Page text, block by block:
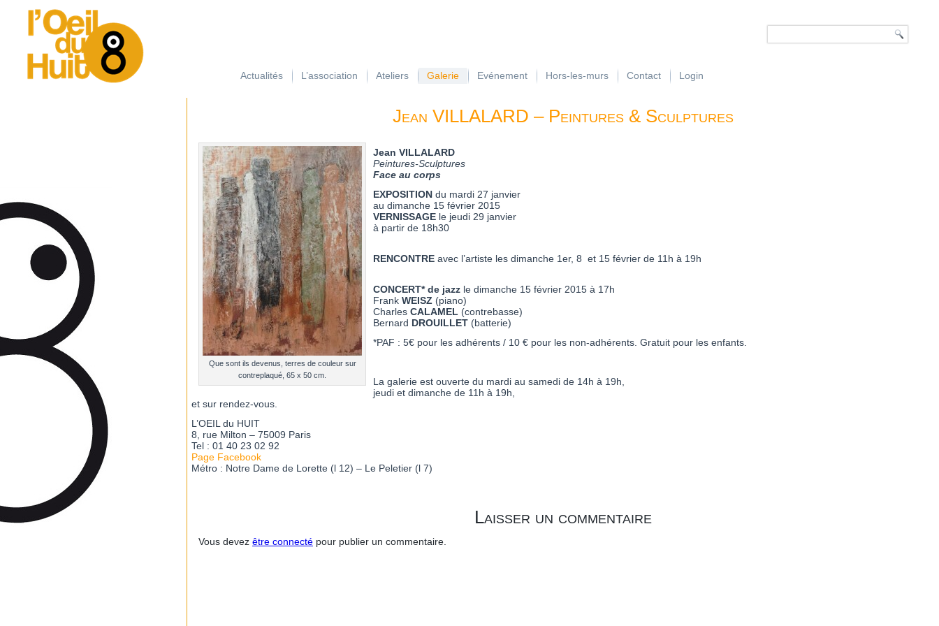
Actualités L’association Ateliers Galerie Evénement Hors-les-murs Contact Login
Jean VILLALARD – Peintures & Sculptures
Que sont ils devenus, terres de couleur sur
contreplaqué, 65 x 50 cm.
Jean VILLALARD
Peintures-Sculptures
Face au corps
EXPOSITION du mardi 27 janvier
au dimanche 15 février 2015
VERNISSAGE le jeudi 29 janvier
à partir de 18h30
RENCONTRE avec l’artiste les dimanche 1er, 8 et 15 février de 11h à 19h
CONCERT* de jazz le dimanche 15 février 2015 à 17h
Frank WEISZ (piano)
Charles CALAMEL (contrebasse)
Bernard DROUILLET (batterie)
*PAF : 5€ pour les adhérents / 10 € pour les non-adhérents. Gratuit pour les enfants.
La galerie est ouverte du mardi au samedi de 14h à 19h,
jeudi et dimanche de 11h à 19h,
et sur rendez-vous.
L’OEIL du HUIT
8, rue Milton – 75009 Paris
Tel : 01 40 23 02 92
Page Facebook
Métro : Notre Dame de Lorette (l 12) – Le Peletier (l 7)
Laisser un commentaire
Vous devez être connecté pour publier un commentaire.